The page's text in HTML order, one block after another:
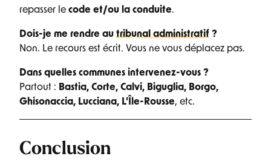
repasser le code et/ou la conduite.
Dois-je me rendre au tribunal administratif ?
Non. Le recours est écrit. Vous ne vous déplacez pas.
Dans quelles communes intervenez-vous ?
Partout : Bastia, Corte, Calvi, Biguglia, Borgo,
Ghisonaccia, Lucciana, L’Île-Rousse, etc.
Conclusion